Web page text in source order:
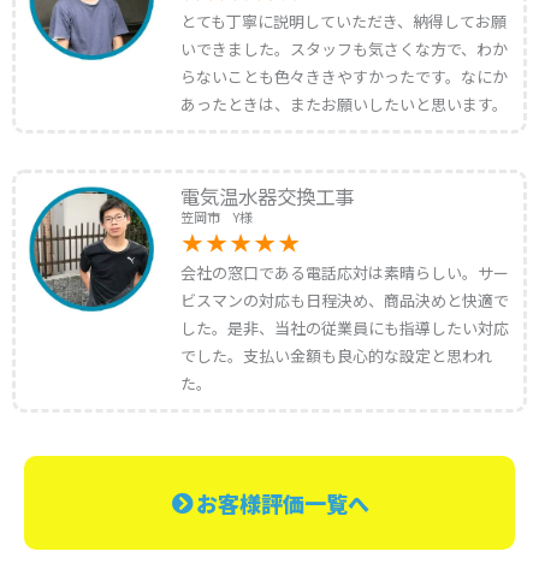
とても丁寧に説明していただき、納得してお願
いできました。スタッフも気さくな方で、わか
らないことも色々ききやすかったです。なにか
あったときは、またお願いしたいと思います。
電気温水器交換工事
笠岡市 Y様
会社の窓口である電話応対は素晴らしい。サー
ビスマンの対応も日程決め、商品決めと快適で
した。是非、当社の従業員にも指導したい対応
でした。支払い金額も良心的な設定と思われ
た。
お客様評価一覧へ